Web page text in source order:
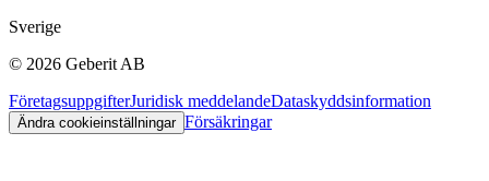
Sverige
© 2026 Geberit AB
FöretagsuppgifterJuridisk meddelandeDataskyddsinformation
Ändra cookieinställningar Försäkringar